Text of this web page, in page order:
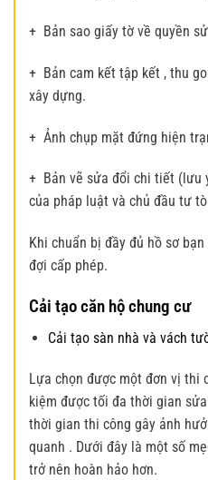
+ Bản sao giấy tờ về quyền
+ Bản cam kết tập kết , thu
xây dựng.
+ Ảnh chụp mặt đứng hiện
+ Bản vẽ sửa đổi chi tiết (lưu
của pháp luật và chủ đầu tư
Khi chuẩn bị đầy đủ hồ sơ
đợi cấp phép.
Cải tạo căn hộ chung cư
Cải tạo sàn nhà và vách
Lựa chọn được một đơn vị thi
kiệm được tối đa thời gian
thời gian thi công gây ảnh
quanh . Dưới đây là một số
trở nên hoàn hảo hơn.